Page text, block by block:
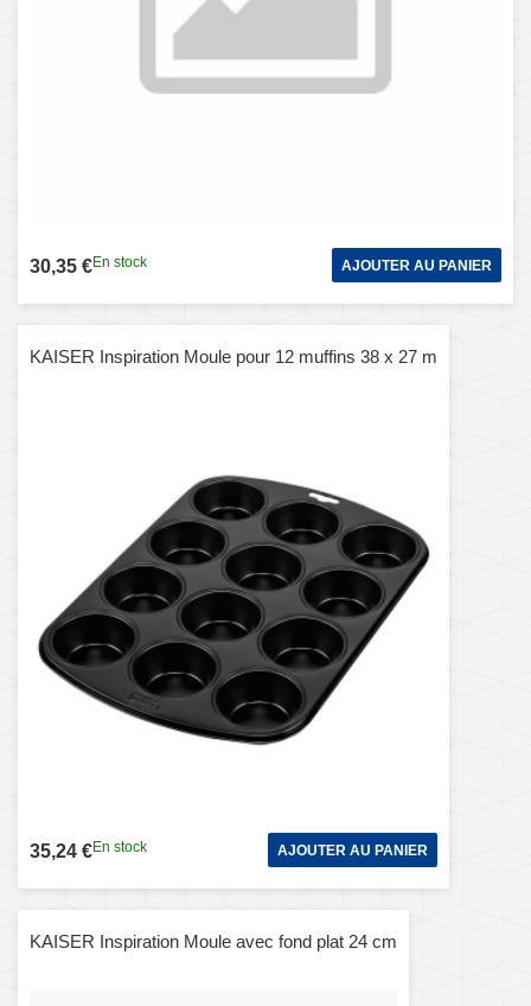
30,35 €En stock AJOUTER AU PANIER
KAISER Inspiration Moule pour 12 muffins 38 x 27 m
35,24 €En stock AJOUTER AU PANIER
KAISER Inspiration Moule avec fond plat 24 cm